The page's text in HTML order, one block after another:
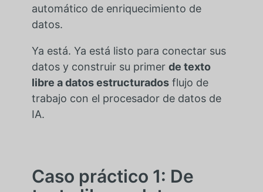
automático de enriquecimiento de
datos.
Ya está. Ya está listo para conectar sus
datos y construir su primer de texto
libre a datos estructuradosflujo de
trabajo con el procesador de datos de
IA.
Caso práctico 1: De